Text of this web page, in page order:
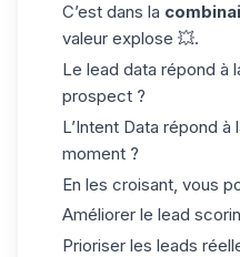
C’est dans la
valeur explose 💥.
Le lead data répond à
prospect ?
L’Intent Data répond à
moment ?
En les croisant, vous
Améliorer le lead
Prioriser les leads